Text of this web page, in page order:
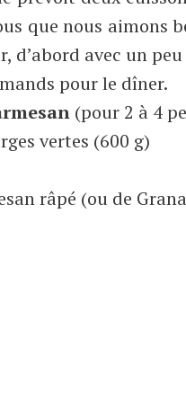
que nous aimons
d’abord avec un
pour le dîner.
(pour 2 à 4
vertes (600 g)
râpé (ou de